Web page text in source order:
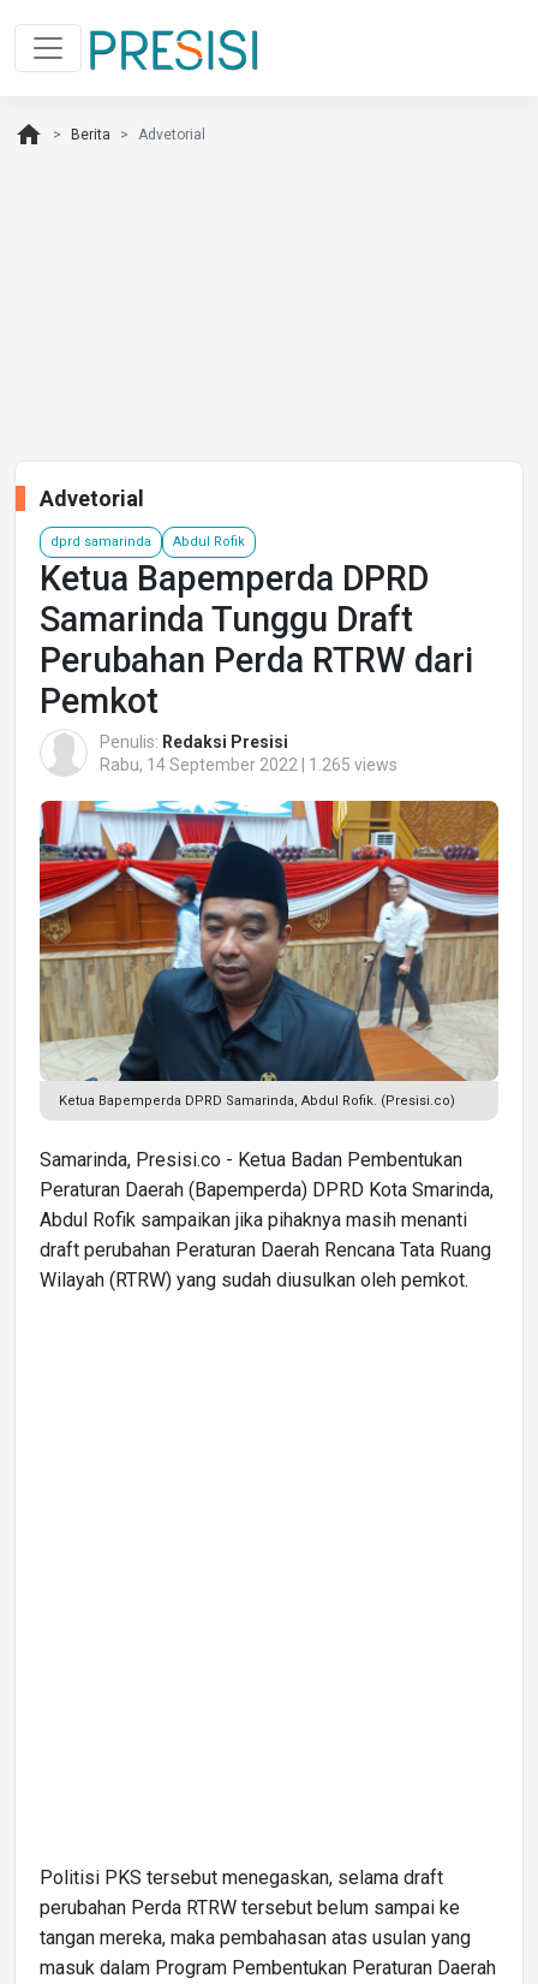
home Berita Advetorial
Advetorial
dprd samarinda Abdul Rofik
Ketua Bapemperda DPRD
Samarinda Tunggu Draft
Perubahan Perda RTRW dari
Pemkot
Penulis: Redaksi Presisi
Rabu, 14 September 2022 | 1.265 views
Ketua Bapemperda DPRD Samarinda, Abdul Rofik. (Presisi.co)
Samarinda, Presisi.co - Ketua Badan Pembentukan
Peraturan Daerah (Bapemperda) DPRD Kota Smarinda,
Abdul Rofik sampaikan jika pihaknya masih menanti
draft perubahan Peraturan Daerah Rencana Tata Ruang
Wilayah (RTRW) yang sudah diusulkan oleh pemkot.
Politisi PKS tersebut menegaskan, selama draft
perubahan Perda RTRW tersebut belum sampai ke
tangan mereka, maka pembahasan atas usulan yang
masuk dalam Program Pembentukan Peraturan Daerah